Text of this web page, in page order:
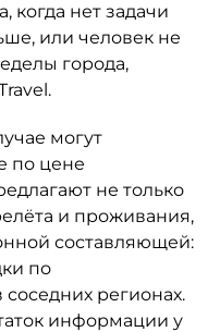
когда нет задачи
или человек не
города,
могут
по цене
не только
и проживания,
составляющей:
по
регионах.
информации у